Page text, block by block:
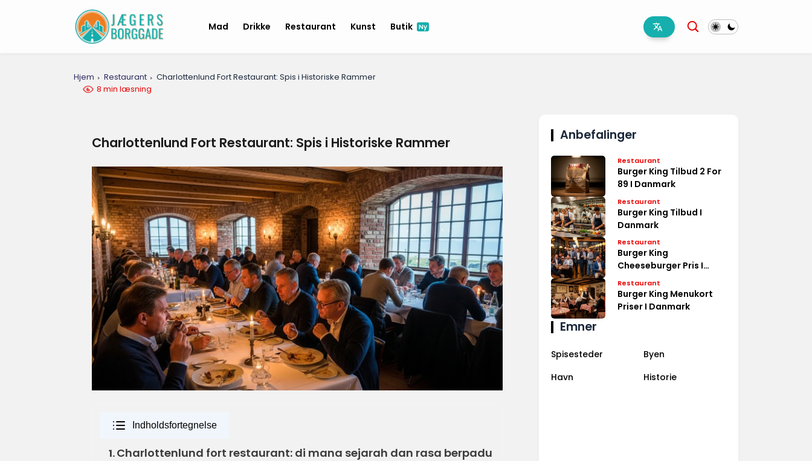
Mad Drikke Restaurant Kunst Butik Ny
Hjem Restaurant
Charlottenlund Fort Restaurant: Spis i Historiske Rammer
8 min læsning
Charlottenlund Fort Restaurant: Spis i Historiske Rammer
Indholdsfortegnelse
1.Charlottenlund fort restaurant: di mana sejarah dan rasa berpadu
Anbefalinger
Restaurant
Burger King Tilbud 2 For
89 I Danmark
Restaurant
Burger King Tilbud I
Danmark
Restaurant
Burger King
Cheeseburger Pris I
Danmark
Restaurant
Burger King Menukort
Priser I Danmark
Emner
Spisesteder
Byen
Havn
Historie